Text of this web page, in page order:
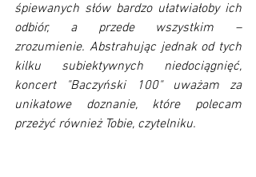
śpiewanych słów bardzo ułatwiałoby ich
odbiór, a przede wszystkim –
zrozumienie. Abstrahując jednak od tych
kilku subiektywnych niedociągnięć,
koncert "Baczyński 100" uważam za
unikatowe doznanie, które polecam
przeżyć również Tobie, czytelniku.